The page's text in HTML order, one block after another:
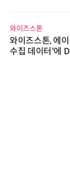
와이즈스톤
와이즈스톤, 에
수집 데이터'에